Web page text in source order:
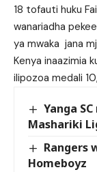
18 tofauti huku
wanariadha
ya mwaka jana
Kenya inaazimia
ilipozoa medali
Yanga
Mashariki
Rangers
Homeboyz